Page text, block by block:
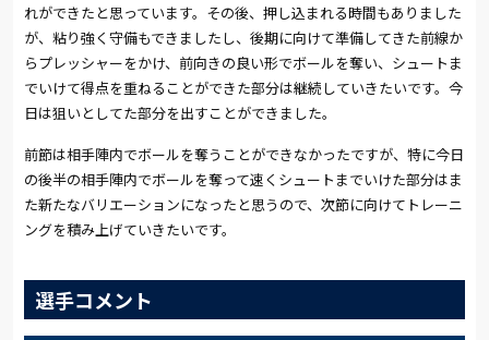
れができたと思っています。その後、押し込まれる時間もありました
が、粘り強く守備もできましたし、後期に向けて準備してきた前線か
らプレッシャーをかけ、前向きの良い形でボールを奪い、シュートま
でいけて得点を重ねることができた部分は継続していきたいです。今
日は狙いとしてた部分を出すことができました。
前節は相手陣内でボールを奪うことができなかったですが、特に今日
の後半の相手陣内でボールを奪って速くシュートまでいけた部分はま
た新たなバリエーションになったと思うので、次節に向けてトレーニ
ングを積み上げていきたいです。
選手コメント